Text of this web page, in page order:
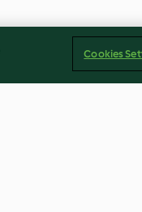
Cookies